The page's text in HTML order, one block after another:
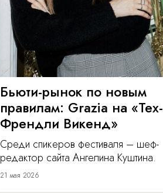
Бьюти-рынок по новым
правилам: Grazia на «Тех-
Френдли Викенд»
Среди спикеров фестиваля – шеф-
редактор сайта Ангелина Куштина.
21 мая 2026